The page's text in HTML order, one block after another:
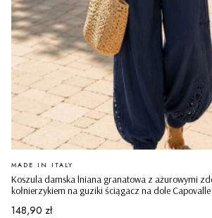
Koszula damska lniana granatowa z ażurowymi
kołnierzykiem na guziki ściągacz na dole Capovalle
PRODUCENT
MADE IN ITALY
Cena
148,90 zł